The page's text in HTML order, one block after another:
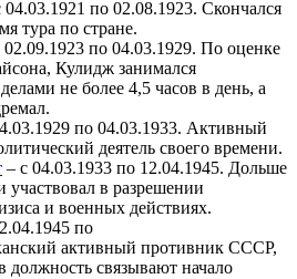
по 02.08.1923. Скончался
тура по стране.
по 04.03.1929. По оценке
Кулидж занимался
не более 4,5 часов в день, а
по 04.03.1933. Активный
деятель своего времени.
– с 04.03.1933 по 12.04.1945. Дольше
участвовал в разрешении
и военных действиях.
по
активный противник СССР,
должность связывают начало